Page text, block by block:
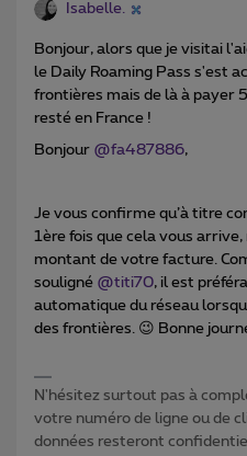
Isabelle.
Bonjour, alors que je visitai
le Daily Roaming Pass s'est
frontières mais de là à payer
resté en France !
Bonjour @fa487886,
Je vous confirme qu’à titre
1ère fois que cela vous
montant de votre facture.
souligné @titi70, il est
automatique du réseau
des frontières. 😉 Bonne
N'hésitez surtout pas à
votre numéro de ligne ou de
données resteront